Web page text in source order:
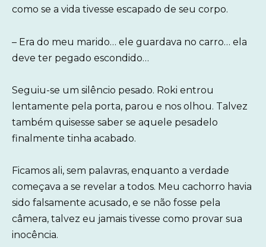
como se a vida tivesse escapado de seu corpo.
– Era do meu marido… ele guardava no carro… ela
deve ter pegado escondido…
Seguiu-se um silêncio pesado. Roki entrou
lentamente pela porta, parou e nos olhou. Talvez
também quisesse saber se aquele pesadelo
finalmente tinha acabado.
Ficamos ali, sem palavras, enquanto a verdade
começava a se revelar a todos. Meu cachorro havia
sido falsamente acusado, e se não fosse pela
câmera, talvez eu jamais tivesse como provar sua
inocência.